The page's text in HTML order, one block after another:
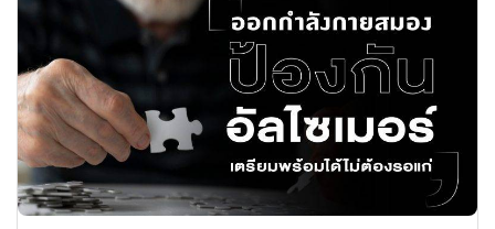
Dyspraxia อย่างละเอียด พร้อมดูแนวทางการจัดการเพื่อช่วย
ให้ผู้ที่มีภาวะนี้สามารถใช้ชีวิตได้อย่างมั่นใจและมีคุณภาพ
ทำความรู้จัก Dyspraxia คืออะไร Dyspraxia หรือ
Developmental Coordination Disorder (DCD) เป็นภาวะ
ผิดปกติทางพัฒนาการของระบบประสาทที่ส่งผลต่อการ
เคลื่อนไหวของกล้ามเนื้อทั้งมัดเล็กและมัดใหญ่ ซึ่งเกิดจาก
การเชื่อมต่อของเซลล์ประสาทในสมองที่ไม่สมบูรณ์ ภาวะนี้
มักถูกวินิจฉัยในวัยเด็ก และหลายคนอาจมองว่าเป็นแค่ความ